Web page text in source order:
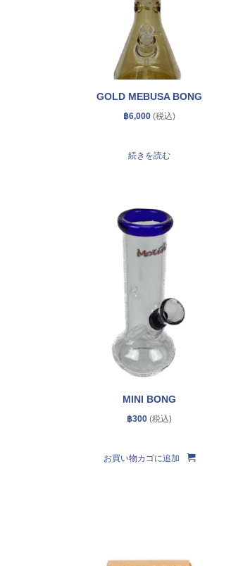
GOLD MEBUSA BONG
฿6,000
続きを読む
MINI BONG
฿300
お買い物カゴに追加